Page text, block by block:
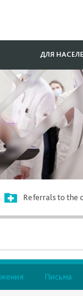
ДЛЯ
Referrals to the
Письма